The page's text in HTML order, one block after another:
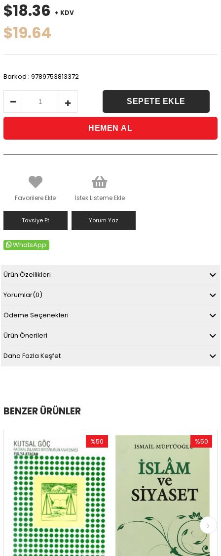
$18.36 + KDV
$19.64
Barkod : 9789753813372
Favorilere Ekle İstek Listeme Ekle
Tavsiye Et Yorum Yaz
WhatsApp
Ürün Özellikleri
Yorumlar(0)
Ödeme Seçenekleri
Ürün Önerileri
Daha Fazla Keşfet
BENZER ÜRÜNLER
İndirim
%50İndirim
%50
%50İndirim